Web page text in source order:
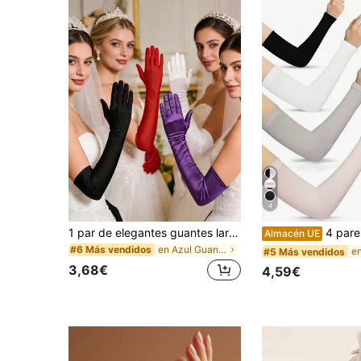
1 par de elegantes guantes largos de satén para novia, guantes largos formales elásticos multicolor, perfectos para boda, dama de honor, baile, fiesta de noche, fiesta de cóctel, accesorio de atuendo vintage
#6 Más vendidos en Azul Guantes de encaje
3,68€
4
Almacén UE 4 pares de mangas tubulares de
#5 Más vendidos
4,59€